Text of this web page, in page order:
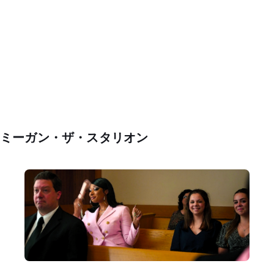
ミーガン・ザ・スタリオン